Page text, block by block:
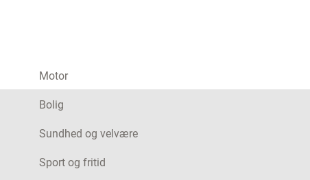
Motor
Bolig
Sundhed og velvære
Sport og fritid